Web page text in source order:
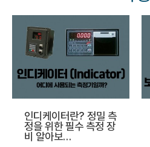
인디케이터란? 정밀 측
정을 위한 필수 측정 장
비 알아보…